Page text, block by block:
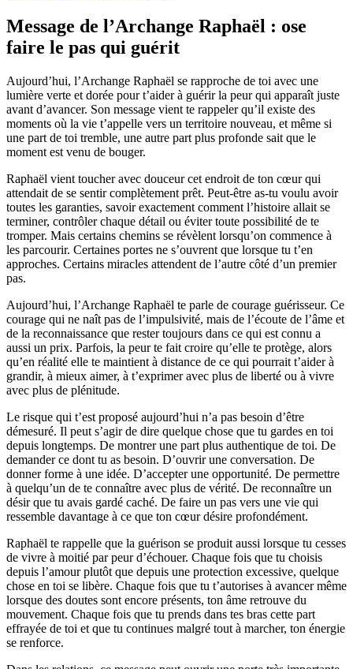
Message de l’Archange Raphaël : ose
faire le pas qui guérit
Aujourd’hui, l’Archange Raphaël se rapproche de toi avec une
lumière verte et dorée pour t’aider à guérir la peur qui apparaît juste
avant d’avancer. Son message vient te rappeler qu’il existe des
moments où la vie t’appelle vers un territoire nouveau, et même si
une part de toi tremble, une autre part plus profonde sait que le
moment est venu de bouger.
Raphaël vient toucher avec douceur cet endroit de ton cœur qui
attendait de se sentir complètement prêt. Peut-être as-tu voulu avoir
toutes les garanties, savoir exactement comment l’histoire allait se
terminer, contrôler chaque détail ou éviter toute possibilité de te
tromper. Mais certains chemins se révèlent lorsqu’on commence à
les parcourir. Certaines portes ne s’ouvrent que lorsque tu t’en
approches. Certains miracles attendent de l’autre côté d’un premier
pas.
Aujourd’hui, l’Archange Raphaël te parle de courage guérisseur. Ce
courage qui ne naît pas de l’impulsivité, mais de l’écoute de l’âme et
de la reconnaissance que rester toujours dans ce qui est connu a
aussi un prix. Parfois, la peur te fait croire qu’elle te protège, alors
qu’en réalité elle te maintient à distance de ce qui pourrait t’aider à
grandir, à mieux aimer, à t’exprimer avec plus de liberté ou à vivre
avec plus de plénitude.
Le risque qui t’est proposé aujourd’hui n’a pas besoin d’être
démesuré. Il peut s’agir de dire quelque chose que tu gardes en toi
depuis longtemps. De montrer une part plus authentique de toi. De
demander ce dont tu as besoin. D’ouvrir une conversation. De
donner forme à une idée. D’accepter une opportunité. De permettre
à quelqu’un de te connaître avec plus de vérité. De reconnaître un
désir que tu avais gardé caché. De faire un pas vers une vie qui
ressemble davantage à ce que ton cœur désire profondément.
Raphaël te rappelle que la guérison se produit aussi lorsque tu cesses
de vivre à moitié par peur d’échouer. Chaque fois que tu choisis
depuis l’amour plutôt que depuis une protection excessive, quelque
chose en toi se libère. Chaque fois que tu t’autorises à avancer même
lorsque des doutes sont encore présents, ton âme retrouve du
mouvement. Chaque fois que tu prends dans tes bras cette part
effrayée de toi et que tu continues malgré tout à marcher, ton énergie
se renforce.